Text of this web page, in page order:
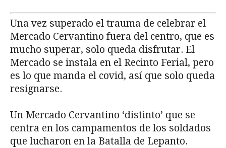
Una vez superado el trauma de celebrar el
Mercado Cervantino fuera del centro, que es
mucho superar, solo queda disfrutar. El
Mercado se instala en el Recinto Ferial, pero
es lo que manda el covid, así que solo queda
resignarse.
Un Mercado Cervantino ‘distinto’ que se
centra en los campamentos de los soldados
que lucharon en la Batalla de Lepanto.